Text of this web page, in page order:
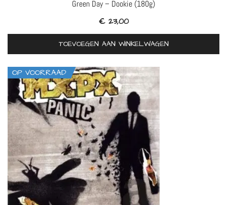
Green Day – Dookie (180g)
€23,00
TOEVOEGEN AAN WINKELWAGEN
OP VOORRAAD